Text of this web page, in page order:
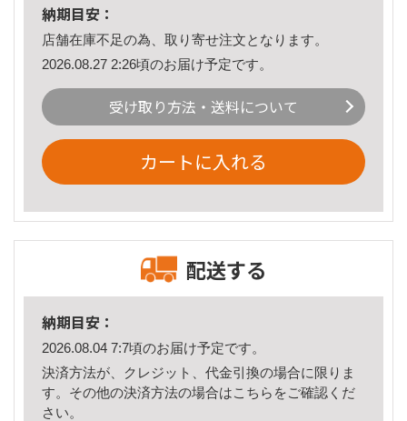
納期目安：
店舗在庫不足の為、取り寄せ注文となります。
2026.08.27 2:26頃のお届け予定です。
受け取り方法・送料について
カートに入れる
配送する
納期目安：
2026.08.04 7:7頃のお届け予定です。
決済方法が、クレジット、代金引換の場合に限りま
す。その他の決済方法の場合はこちら をご確認くだ
さい。